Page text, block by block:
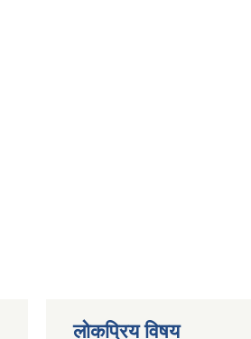
लोकप्रिय विषय